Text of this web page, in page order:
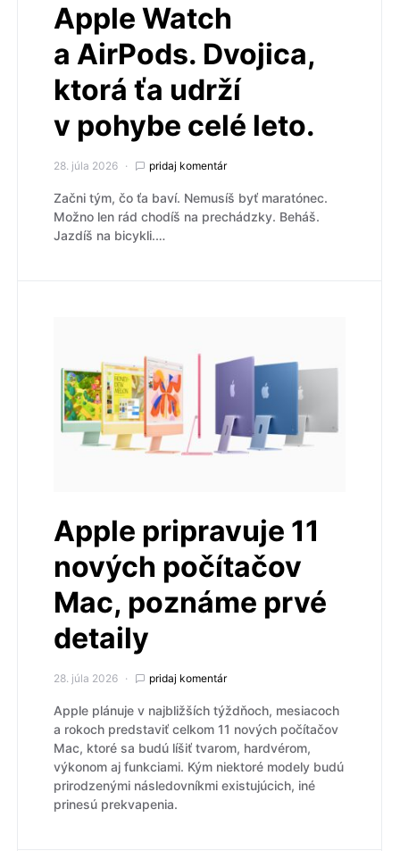
Apple Watch
a AirPods. Dvojica,
ktorá ťa udrží
v pohybe celé leto.
28. júla 2026 pridaj komentár
Začni tým, čo ťa baví. Nemusíš byť maratónec.
Možno len rád chodíš na prechádzky. Beháš.
Jazdíš na bicykli.…
Apple pripravuje 11
nových počítačov
Mac, poznáme prvé
detaily
28. júla 2026 pridaj komentár
Apple plánuje v najbližších týždňoch, mesiacoch
a rokoch predstaviť celkom 11 nových počítačov
Mac, ktoré sa budú líšiť tvarom, hardvérom,
výkonom aj funkciami. Kým niektoré modely budú
prirodzenými následovníkmi existujúcich, iné
prinesú prekvapenia.